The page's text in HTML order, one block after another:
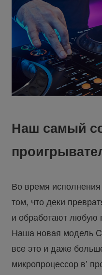
Наш самый
Во время
том, что деки
и обработают любую
Наша новая модель
все это и даже
микропроцессор в’